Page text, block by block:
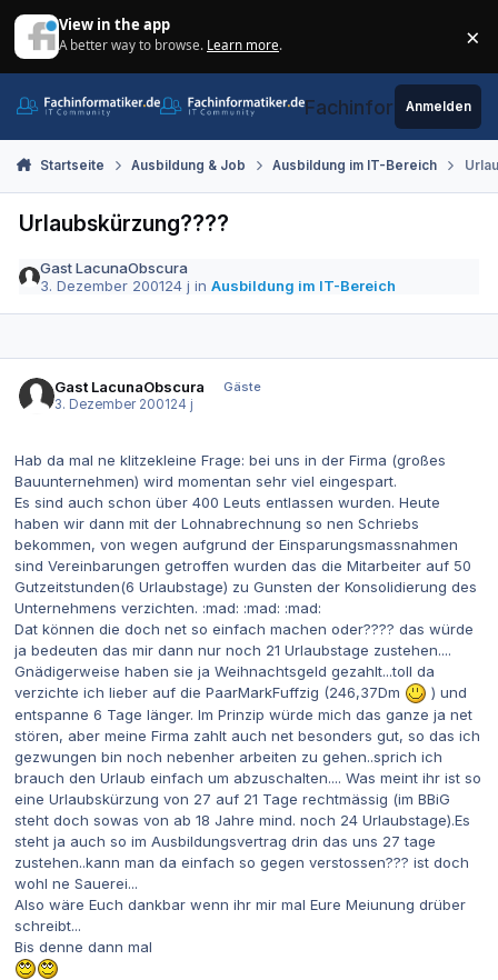
View in the app
A better way to browse. Learn more. ×
Fachinformatiker.de
Anmelden
Startseite Ausbildung & Job Ausbildung im IT-Bereich
Urlaubskürzung????
Gast LacunaObscura
3. Dezember 200124 j inAusbildung im IT-Bereich
Gast LacunaObscura
Gäste
3. Dezember 2001 24 j
Hab da mal ne klitzekleine Frage: bei uns in der Firma (großes
Bauunternehmen) wird momentan sehr viel eingespart.
Es sind auch schon über 400 Leuts entlassen wurden. Heute
haben wir dann mit der Lohnabrechnung so nen Schriebs
bekommen, von wegen aufgrund der Einsparungsmassnahmen
sind Vereinbarungen getroffen wurden das die Mitarbeiter auf 50
Gutzeitstunden(6 Urlaubstage) zu Gunsten der Konsolidierung des
Unternehmens verzichten. :mad: :mad: :mad:
Dat können die doch net so einfach machen oder???? das würde
ja bedeuten das mir dann nur noch 21 Urlaubstage zustehen....
Gnädigerweise haben sie ja Weihnachtsgeld gezahlt...toll da
verzichte ich lieber auf die PaarMarkFuffzig (246,37Dm
) und
entspanne 6 Tage länger. Im Prinzip würde mich das ganze ja net
stören, aber meine Firma zahlt auch net besonders gut, so das ich
gezwungen bin noch nebenher arbeiten zu gehen..sprich ich
brauch den Urlaub einfach um abzuschalten.... Was meint ihr ist so
eine Urlaubskürzung von 27 auf 21 Tage rechtmässig (im BBiG
steht doch sowas von ab 18 Jahre mind. noch 24 Urlaubstage).Es
steht ja auch so im Ausbildungsvertrag drin das uns 27 tage
zustehen..kann man da einfach so gegen verstossen??? ist doch
wohl ne Sauerei...
Also wäre Euch dankbar wenn ihr mir mal Eure Meiunung drüber
schreibt...
Bis denne dann mal